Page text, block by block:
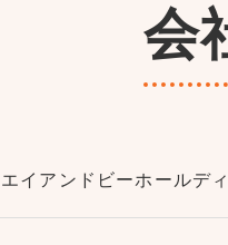
会
エイアンドビーホール